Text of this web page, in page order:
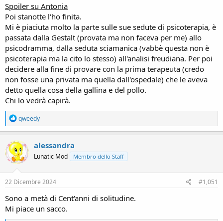
Spoiler su Antonia
Poi stanotte l'ho finita.
Mi è piaciuta molto la parte sulle sue sedute di psicoterapia, è
passata dalla Gestalt (provata ma non faceva per me) allo
psicodramma, dalla seduta sciamanica (vabbè questa non è
psicoterapia ma la cito lo stesso) all'analisi freudiana. Per poi
decidere alla fine di provare con la prima terapeuta (credo
non fosse una privata ma quella dall'ospedale) che le aveva
detto quella cosa della gallina e del pollo.
Chi lo vedrà capirà.
R
e
a
c
t
i
o
n
s
qweedy
alessandra
Lunatic Mod Membro dello Staff
22 Dicembre 2024 #1,051
Sono a metà di Cent'anni di solitudine.
Mi piace un sacco.